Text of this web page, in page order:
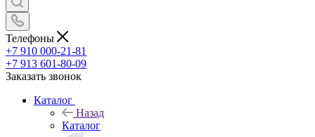
Телефоны
+7 910 000-21-81
+7 913 601-80-09
Заказать звонок
Каталог
Назад
Каталог